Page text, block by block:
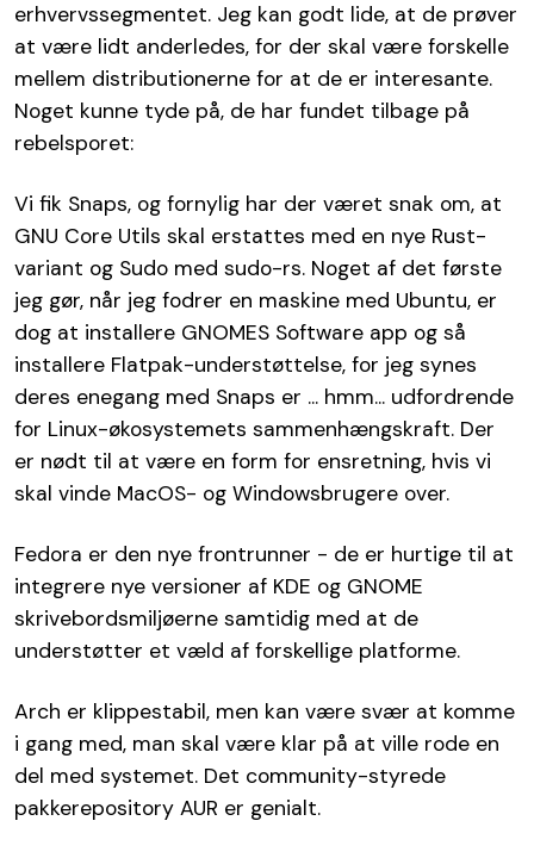
erhvervssegmentet. Jeg kan godt lide, at de prøver
at være lidt anderledes, for der skal være forskelle
mellem distributionerne for at de er interesante.
Noget kunne tyde på, de har fundet tilbage på
rebelsporet:
Vi fik Snaps, og fornylig har der været snak om, at
GNU Core Utils skal erstattes med en nye Rust-
variant og Sudo med sudo-rs. Noget af det første
jeg gør, når jeg fodrer en maskine med Ubuntu, er
dog at installere GNOMES Software app og så
installere Flatpak-understøttelse, for jeg synes
deres enegang med Snaps er ... hmm... udfordrende
for Linux-økosystemets sammenhængskraft. Der
er nødt til at være en form for ensretning, hvis vi
skal vinde MacOS- og Windowsbrugere over.
Fedora er den nye frontrunner - de er hurtige til at
integrere nye versioner af KDE og GNOME
skrivebordsmiljøerne samtidig med at de
understøtter et væld af forskellige platforme.
Arch er klippestabil, men kan være svær at komme
i gang med, man skal være klar på at ville rode en
del med systemet. Det community-styrede
pakkerepository AUR er genialt.